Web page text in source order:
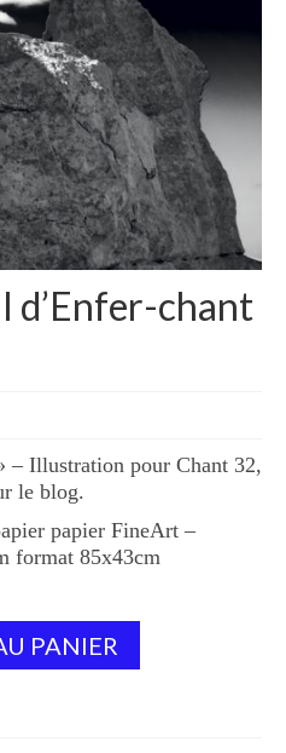
d’Enfer-chant
– Illustration pour Chant 32,
le blog.
papier FineArt –
format 85x43cm
PANIER